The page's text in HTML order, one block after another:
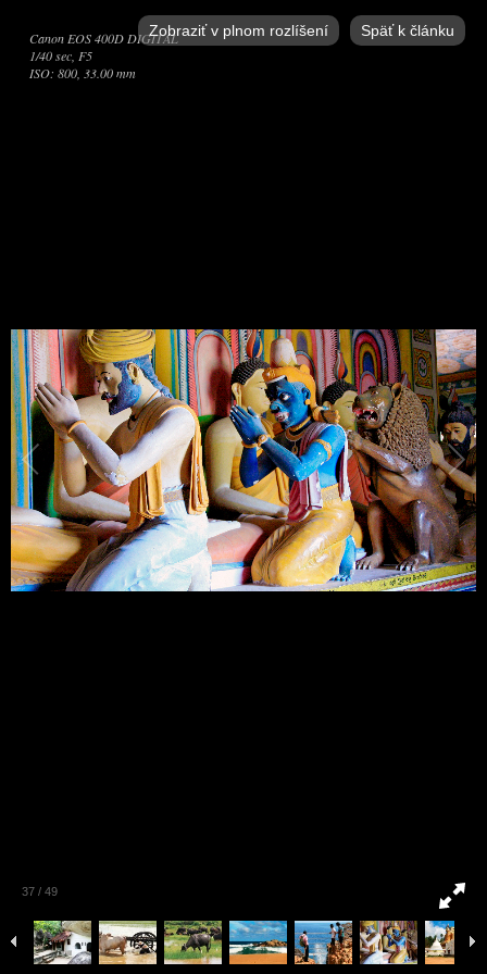
37 / 49
Zobraziť v plnom rozlíšení Späť k článku
Canon EOS 400D DIGITAL
1/40 sec, F5
ISO: 800, 33.00 mm